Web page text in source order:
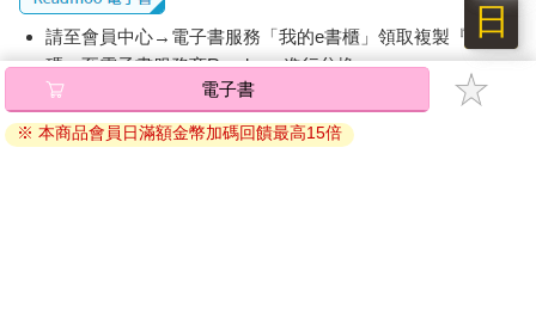
請至會員中心→電子書服務「我的e書櫃」領取複製『兌換
碼』至電子書服務商Readmoo進行兌換。
退換貨須知：
因版權保護，您在金石堂所購買的電子書僅能以金石堂專屬
電子書
※ 本商品會員日滿額金幣加碼回饋最高15倍
日